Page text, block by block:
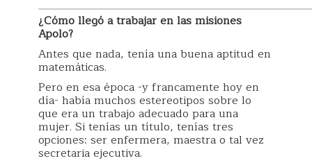
¿Cómo llegó a trabajar en las misiones
Apolo?
Antes que nada, tenía una buena aptitud en
matemáticas.
Pero en esa época -y francamente hoy en
día- había muchos estereotipos sobre lo
que era un trabajo adecuado para una
mujer. Si tenías un título, tenías tres
opciones: ser enfermera, maestra o tal vez
secretaria ejecutiva.